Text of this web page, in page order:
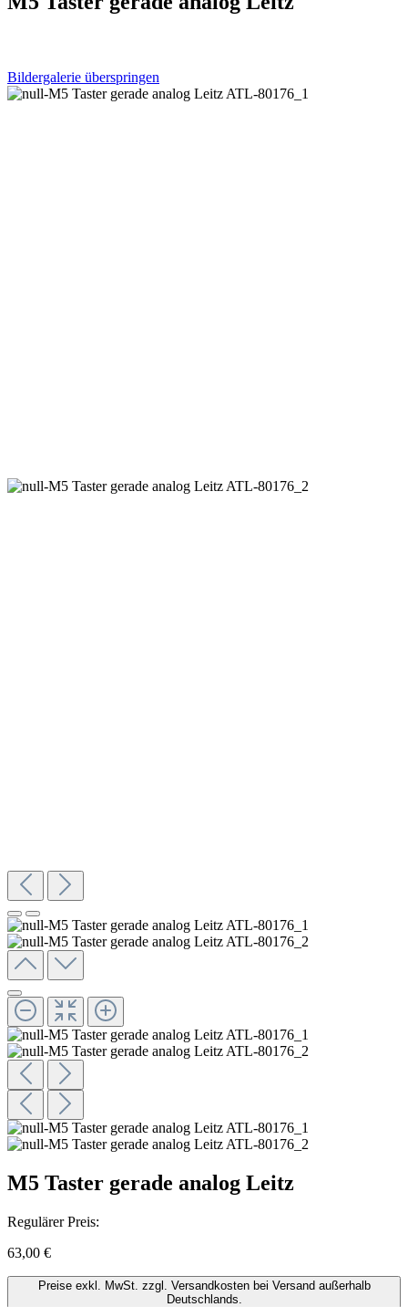
Bildergalerie überspringen
M5 Taster gerade analog Leitz
Regulärer Preis:
63,00 €
Preise exkl. MwSt. zzgl. Versandkosten bei Versand außerhalb
Deutschlands.